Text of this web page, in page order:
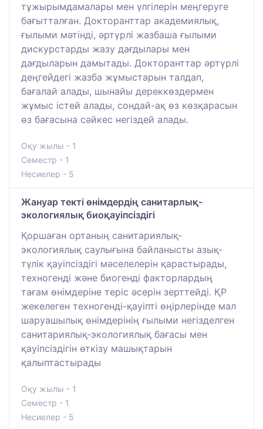
тұжырымдамалары мен үлгілерін меңгеруге
бағытталған. Докторанттар академиялық,
ғылыми мәтінді, әртүрлі жазбаша ғылыми
дискурстарды жазу дағдылары мен
дағдыларын дамытады. Докторанттар әртүрлі
деңгейдегі жазба жұмыстарын талдап,
бағалай алады, шынайы дереккөздермен
жұмыс істей алады, сондай-ақ өз көзқарасын
өз бағасына сәйкес негіздей алады.
Оқу жылы - 1
Семестр - 1
Несиелер - 5
Жануар текті өнімдердің санитарлық-
экологиялық биоқауіпсіздігі
Қоршаған ортаның санитариялық-
экологиялық саулығына байланысты азық-
түлік қауіпсіздігі мәселелерін қарастырады,
техногенді және биогенді факторлардың
тағам өнімдеріне теріс әсерін зерттейді. ҚР
жекелеген техногенді-қауіпті өңірлерінде мал
шаруашылық өнімдерінің ғылыми негізделген
санитариялық-экологиялық бағасы мен
қауіпсіздігін өткізу машықтарын
қалыптастырады
Оқу жылы - 1
Семестр - 1
Несиелер - 5